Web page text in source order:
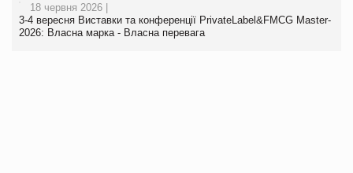
18 червня 2026 |
3-4 вересня Виставки та конференції PrivateLabel&FMCG Master-
2026: Власна марка - Власна перевага